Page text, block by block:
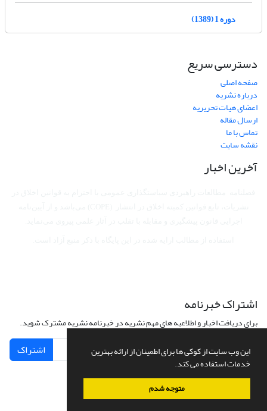
این وب سایت از کوکی ها برای اطمینان از ارائه بهترین
خدمات استفاده می کند.
متوجه شدم
دوره 1 (1389)
دسترسی سریع
صفحه اصلی
درباره نشریه
اعضای هیات تحریریه
ارسال مقاله
تماس با ما
نقشه سایت
آخرین اخبار
اشتراک خبرنامه
برای دریافت اخبار و اطلاعیه های مهم نشریه در خبرنامه نشریه مشترک شوید.
اشتراک
سامانه مدیریت نشریات علمی.طراحی و پیاده سازی ازسیناوب